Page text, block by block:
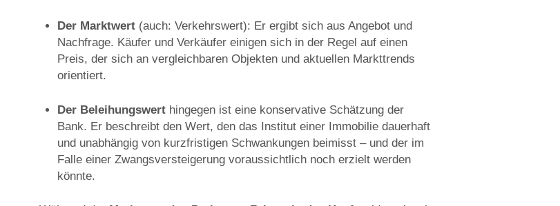
m
m
Der Marktwert(auch: Verkehrswert): Er ergibt sich aus Angebot und
Nachfrage. Käufer und Verkäufer einigen sich in der Regel auf einen
Preis, der sich an vergleichbaren Objekten und aktuellen Markttrends
orientiert.
Der Beleihungswerthingegen ist eine konservative Schätzung der
Bank. Er beschreibt den Wert, den das Institut einer Immobilie dauerhaft
und unabhängig von kurzfristigen Schwankungen beimisst – und der im
Falle einer Zwangsversteigerung voraussichtlich noch erzielt werden
könnte.